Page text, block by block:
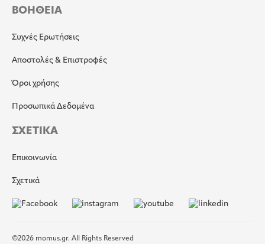
ΒΟΗΘΕΙΑ
Συχνές Ερωτήσεις
Αποστολές & Επιστροφές
Όροι χρήσης
Προσωπικά Δεδομένα
ΣΧΕΤΙΚΑ
Επικοινωνία
Σχετικά
©2026 momus.gr. All Rights Reserved